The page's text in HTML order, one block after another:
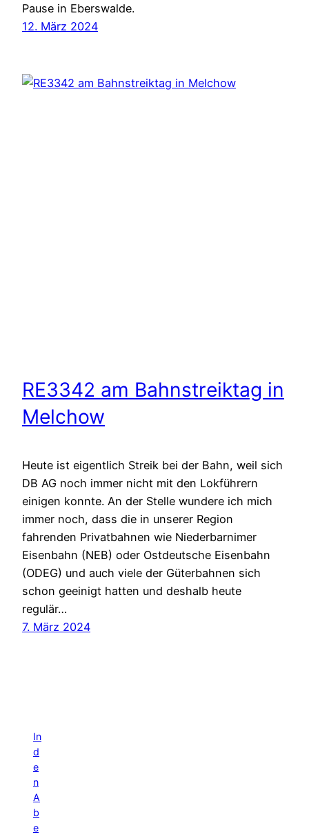
Pause in Eberswalde.
12. März 2024
RE3342 am Bahnstreiktag in
Melchow
Heute ist eigentlich Streik bei der Bahn, weil sich
DB AG noch immer nicht mit den Lokführern
einigen konnte. An der Stelle wundere ich mich
immer noch, dass die in unserer Region
fahrenden Privatbahnen wie Niederbarnimer
Eisenbahn (NEB) oder Ostdeutsche Eisenbahn
(ODEG) und auch viele der Güterbahnen sich
schon geeinigt hatten und deshalb heute
regulär…
7. März 2024
In
d
e
n
A
b
e